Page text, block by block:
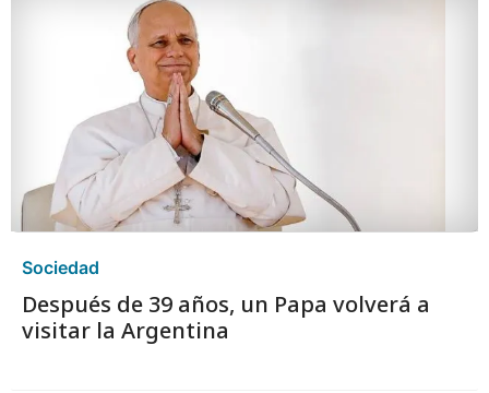
Sociedad
Después de 39 años, un Papa volverá a
visitar la Argentina